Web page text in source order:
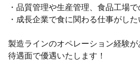
・品質管理や生産管理、食品工場
・成長企業で食に関わる仕事がした
製造ラインのオペレーション経験が
待遇面で優遇いたします！